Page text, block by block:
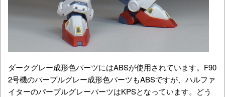
ダークグレー成形色パーツにはABSが使用されています。F90
2号機のパープルグレー成形色パーツもABSですが、ハルファ
イターのパープルグレーパーツはKPSとなっています。どう